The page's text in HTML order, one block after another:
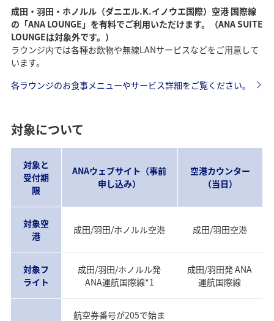
成田・羽田・ホノルル（ダニエル.K.イノウエ国際）空港 国際線
の「ANA LOUNGE」を有料でご利用いただけます。（ANA SUITE
LOUNGEは対象外です。）
ラウンジ内では各種お飲物や無線LANサービスなどをご用意して
います。
各ラウンジのお食事メニューやサービス詳細をご覧ください。
対象について
対象と
受付期
限
ANAウェブサイト（事前
申し込み）
空港カウンター
（当日）
対象空
港
成田/羽田/ホノルル空港 成田/羽田空港
対象フ
ライト
成田/羽田/ホノルル発
ANA運航国際線*1
成田/羽田発 ANA
運航国際線
航空券番号が205で始ま